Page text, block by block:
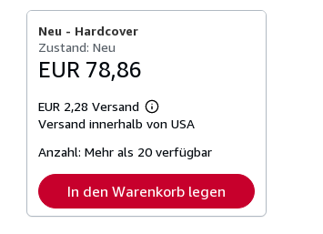
Neu - Hardcover
Zustand: Neu
EUR 78,86
EUR 2,28 Versand
Weitere
Informationen
Versandkosten
Versand innerhalb von USA
Anzahl:Mehr als 20 verfügbar
In den Warenkorb legen